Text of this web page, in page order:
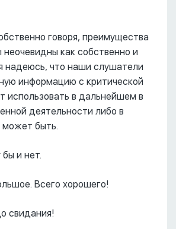
говоря, преимущества
неочевидны как собственно и
надеюсь, что наши слушатели
информацию с критической
использовать в дальнейшем в
деятельности либо в
может быть.
и нет.
Всего хорошего!
свидания!